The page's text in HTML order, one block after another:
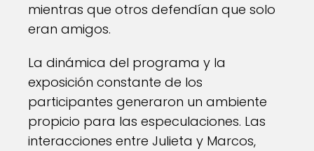
mientras que otros defendían que solo
eran amigos.
La dinámica del programa y la
exposición constante de los
participantes generaron un ambiente
propicio para las especulaciones. Las
interacciones entre Julieta y Marcos,